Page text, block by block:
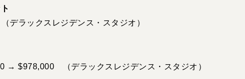
ラックスレジデンス・スタジオ）
→ $978,000 （デラックスレジデンス・スタジオ）